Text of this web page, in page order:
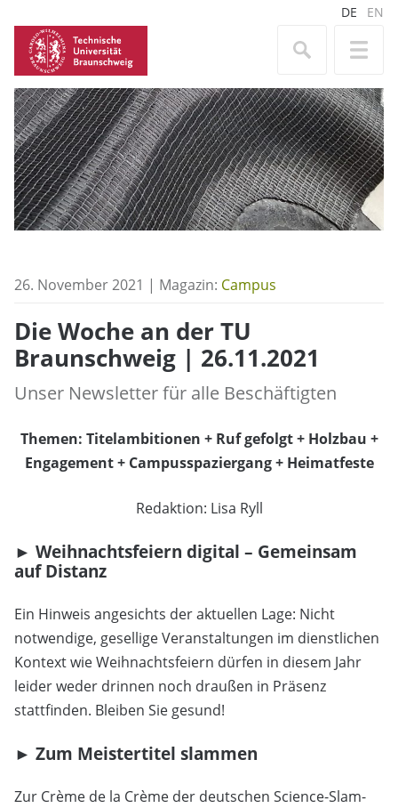
DE EN
26. November 2021 | Magazin: Campus
Die Woche an der TU
Braunschweig | 26.11.2021
Unser Newsletter für alle Beschäftigten
Themen: Titelambitionen + Ruf gefolgt + Holzbau +
Engagement + Campusspaziergang + Heimatfeste
Redaktion: Lisa Ryll
► Weihnachtsfeiern digital – Gemeinsam
auf Distanz
Ein Hinweis angesichts der aktuellen Lage: Nicht
notwendige, gesellige Veranstaltungen im dienstlichen
Kontext wie Weihnachtsfeiern dürfen in diesem Jahr
leider weder drinnen noch draußen in Präsenz
stattfinden. Bleiben Sie gesund!
► Zum Meistertitel slammen
Zur Crème de la Crème der deutschen Science-Slam-